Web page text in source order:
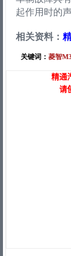
起作用时的
相关资料：
关键词： 菱智